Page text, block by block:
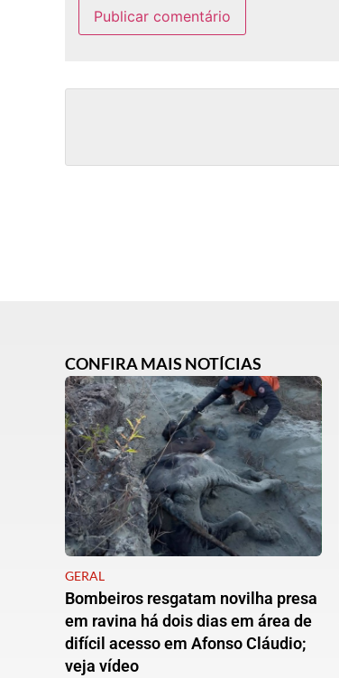
CONFIRA MAIS NOTÍCIAS
GERAL
Bombeiros resgatam novilha presa
em ravina há dois dias em área de
difícil acesso em Afonso Cláudio;
veja vídeo